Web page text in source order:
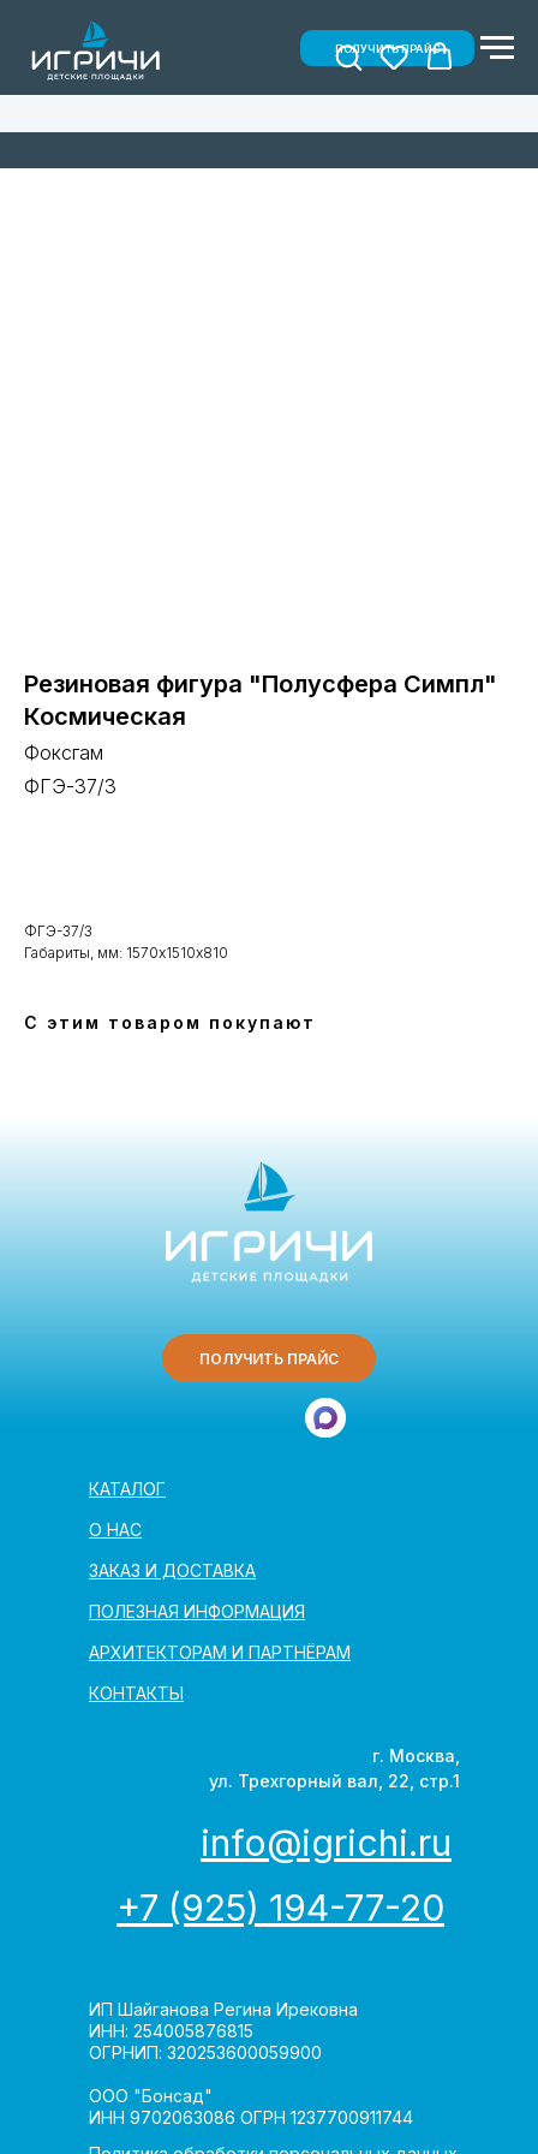
ПОЛУЧИТЬ ПРАЙС
Резиновая фигура "Полусфера Симпл"
Космическая
Фоксгам
ФГЭ-37/3
ФГЭ-37/3
Габариты, мм: 1570х1510х810
С этим товаром покупают
АРХИТЕКТОРАМ И ПАРТНЁРАМ
КОНТАКТЫ
ПОЛЕЗНАЯ ИНФОРМАЦИЯ
ЗАКАЗ И ДОСТАВКА
О НАС
КАТАЛОГ
г. Москва,
ул. Трехгорный вал, 22, стр.1
ПОЛУЧИТЬ ПРАЙС
ИП Шайганова Регина Ирековна
ИНН: 254005876815
ОГРНИП: 320253600059900
ООО "Бонсад"
ИНН 9702063086 ОГРН 1237700911744
+7 (925) 194-77-20
info@igrichi.ru